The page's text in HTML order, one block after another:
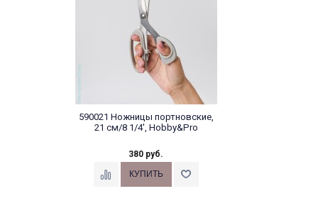
590021 Ножницы портновские,
21 см/8 1/4', Hobby&Pro
380 руб.